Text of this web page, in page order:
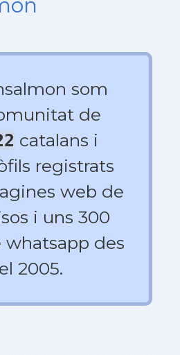
som
de
catalans i
registrats
web de
i uns 300
whatsapp des
2005.